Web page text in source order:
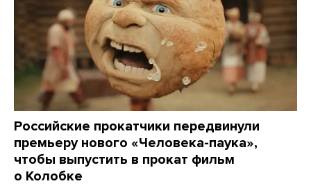
Российские прокатчики передвинули
премьеру нового «Человека-паука»,
чтобы выпустить в прокат фильм
о Колобке